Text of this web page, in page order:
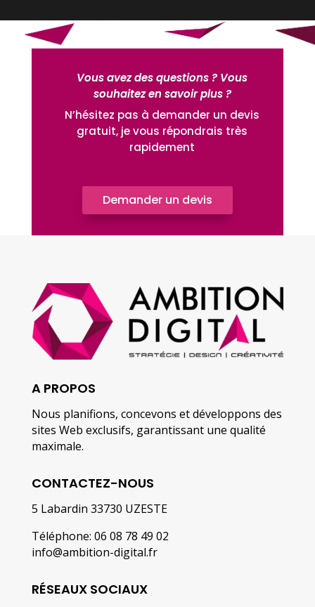
Vous avez des questions ? Vous
souhaitez en savoir plus ?
N’hésitez pas à demander un devis
gratuit, je vous répondrais très
rapidement
Demander un devis
A PROPOS
Nous planifions, concevons et développons des
sites Web exclusifs, garantissant une qualité
maximale.
CONTACTEZ-NOUS
5 Labardin 33730 UZESTE
Téléphone: 06 08 78 49 02
info@ambition-digital.fr
RÉSEAUX SOCIAUX